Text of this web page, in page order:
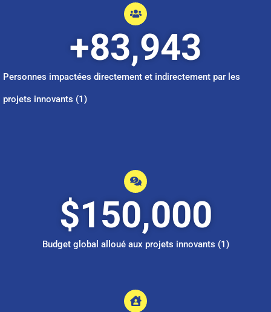
Budget global alloué aux projets innovants (1)
$150,000
Personnes impactées directement et indirectement par les
projets innovants (1)
+83,943